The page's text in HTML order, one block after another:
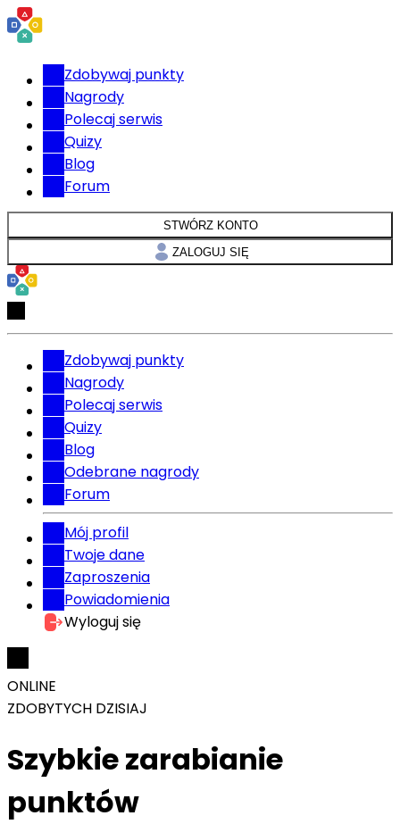
Zdobywaj punkty
Nagrody
Polecaj serwis
Quizy
Blog
Forum
STWÓRZ KONTO
ZALOGUJ SIĘ
Zdobywaj punkty
Nagrody
Polecaj serwis
Quizy
Blog
Odebrane nagrody
Forum
Mój profil
Twoje dane
Zaproszenia
Powiadomienia
Wyloguj się
ONLINE
ZDOBYTYCH DZISIAJ
Szybkie zarabianie
punktów